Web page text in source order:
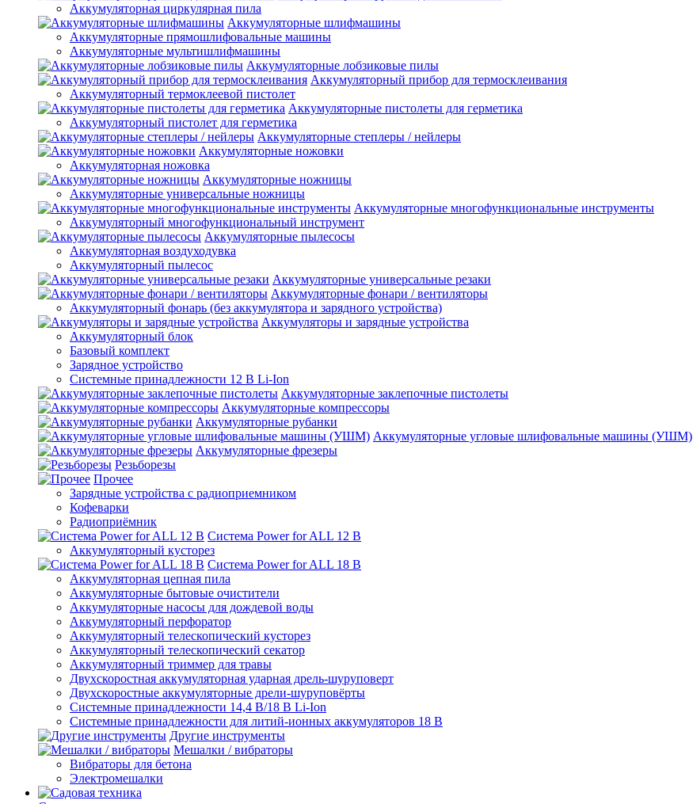
Аккумуляторная циркулярная пила
Аккумуляторные шлифмашины
Аккумуляторные прямошлифовальные машины
Аккумуляторные мультишлифмашины
Аккумуляторные лобзиковые пилы
Аккумуляторный прибор для термосклеивания
Аккумуляторный термоклеевой пистолет
Аккумуляторные пистолеты для герметика
Аккумуляторный пистолет для герметика
Аккумуляторные степлеры / нейлеры
Аккумуляторные ножовки
Аккумуляторная ножовка
Аккумуляторные ножницы
Аккумуляторные универсальные ножницы
Аккумуляторные многофункциональные инструменты
Аккумуляторный многофункциональный инструмент
Аккумуляторные пылесосы
Аккумуляторная воздуходувка
Аккумуляторный пылесос
Аккумуляторные универсальные резаки
Аккумуляторные фонари / вентиляторы
Аккумуляторный фонарь (без аккумулятора и зарядного устройства)
Аккумуляторы и зарядные устройства
Аккумуляторный блок
Базовый комплект
Зарядное устройство
Системные принадлежности 12 В Li-Ion
Аккумуляторные заклепочные пистолеты
Аккумуляторные компрессоры
Аккумуляторные рубанки
Аккумуляторные угловые шлифовальные машины (УШМ)
Аккумуляторные фрезеры
Резьборезы
Прочее
Зарядные устройства с радиоприемником
Кофеварки
Радиоприёмник
Система Power for ALL 12 В
Аккумуляторный кусторез
Система Power for ALL 18 В
Аккумуляторная цепная пила
Аккумуляторные бытовые очистители
Аккумуляторные насосы для дождевой воды
Аккумуляторный перфоратор
Аккумуляторный телескопический кусторез
Аккумуляторный телескопический секатор
Аккумуляторный триммер для травы
Двухскоростная аккумуляторная ударная дрель-шуруповерт
Двухскоростные аккумуляторные дрели-шуруповёрты
Системные принадлежности 14,4 В/18 В Li-Ion
Системные принадлежности для литий-ионных аккумуляторов 18 В
Другие инструменты
Мешалки / вибраторы
Вибраторы для бетона
Электромешалки